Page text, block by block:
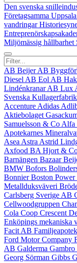
Den svenska
Företagsamma Uppsala
vandringar
Miljömässig hållbarhet
AB Beijer AB
Diesel AB Eol AB
Lindénkranar AB Lux
Svenska
Accenture Adidas
Aktiebolaget
Samuelsson & Co Alfa
Apotekarnes
Asea Astra Astrid
Axfood BA Hjort &
Barnängen Bazaar
BMW Bofors
Bonnier Boston Power
Metallduksväveri
Carlsberg Sverige AB
Cellwoodgruppen
Cola Coop Crescent
Enköpings mekaniska
Facit AB
Ford Motor Company
AB Galderma Gambro
Georg Sörman Gibbs